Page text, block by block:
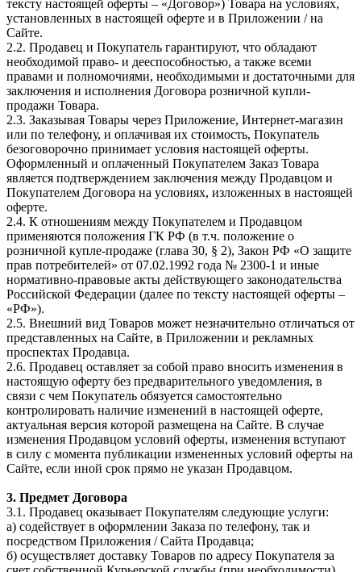
тексту настоящей оферты – «Договор») Товара на условиях,
установленных в настоящей оферте и в Приложении / на
Сайте.
2.2. Продавец и Покупатель гарантируют, что обладают
необходимой право- и дееспособностью, а также всеми
правами и полномочиями, необходимыми и достаточными для
заключения и исполнения Договора розничной купли-
продажи Товара.
2.3. Заказывая Товары через Приложение, Интернет-магазин
или по телефону, и оплачивая их стоимость, Покупатель
безоговорочно принимает условия настоящей оферты.
Оформленный и оплаченный Покупателем Заказ Товара
является подтверждением заключения между Продавцом и
Покупателем Договора на условиях, изложенных в настоящей
оферте.
2.4. К отношениям между Покупателем и Продавцом
применяются положения ГК РФ (в т.ч. положение о
розничной купле-продаже (глава 30, § 2), Закон РФ «О защите
прав потребителей» от 07.02.1992 года № 2300-1 и иные
нормативно-правовые акты действующего законодательства
Российской Федерации (далее по тексту настоящей оферты –
«РФ»).
2.5. Внешний вид Товаров может незначительно отличаться от
представленных на Сайте, в Приложении и рекламных
проспектах Продавца.
2.6. Продавец оставляет за собой право вносить изменения в
настоящую оферту без предварительного уведомления, в
связи с чем Покупатель обязуется самостоятельно
контролировать наличие изменений в настоящей оферте,
актуальная версия которой размещена на Сайте. В случае
изменения Продавцом условий оферты, изменения вступают
в силу с момента публикации измененных условий оферты на
Сайте, если иной срок прямо не указан Продавцом.
3. Предмет Договора
3.1. Продавец оказывает Покупателям следующие услуги:
а) содействует в оформлении Заказа по телефону, так и
посредством Приложения / Сайта Продавца;
б) осуществляет доставку Товаров по адресу Покупателя за